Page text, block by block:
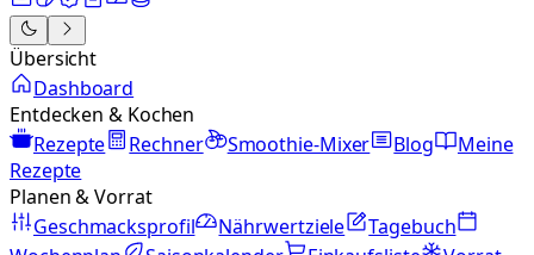
Übersicht
Dashboard
Entdecken & Kochen
Rezepte
Rechner Smoothie-Mixer Blog
Meine
Rezepte
Planen & Vorrat
Geschmacksprofil
Nährwertziele
Tagebuch